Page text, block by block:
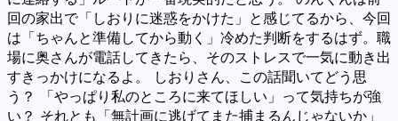
回の家出で「しおりに迷惑をかけた」と感じてるから、今回
は「ちゃんと準備してから動く」冷めた判断をするはず。職
場に奥さんが電話してきたら、そのストレスで一気に動き出
すきっかけになるよ。 しおりさん、この話聞いてどう思
う？ 「やっぱり私のところに来てほしい」って気持ちが強
い？ それとも「無計画に逃げてまた捕まるんじゃないか」